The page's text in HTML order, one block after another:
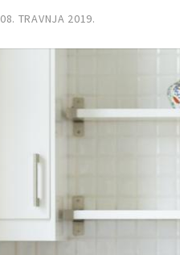
08. TRAVNJA 2019.